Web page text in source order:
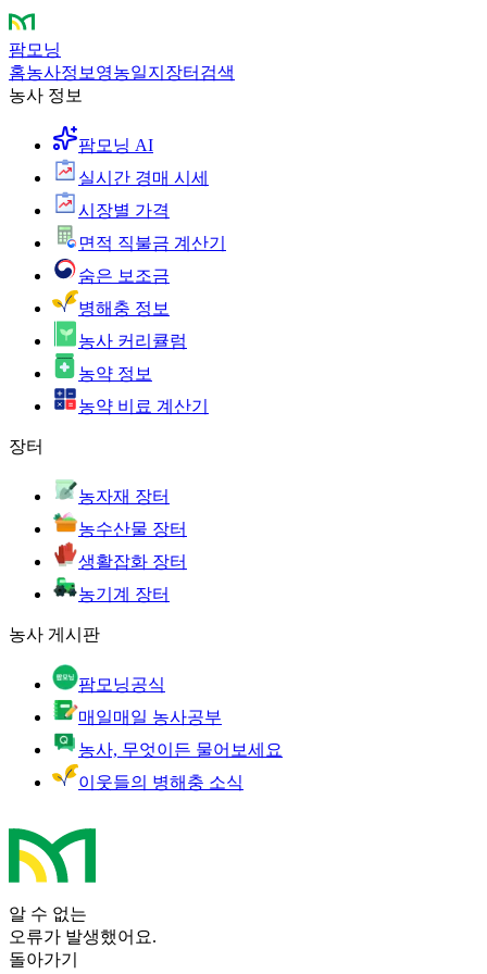
팜모닝
홈농사정보 영농일지 장터 검색
농사 정보
팜모닝 AI
실시간 경매 시세
시장별 가격
면적 직불금 계산기
숨은 보조금
병해충 정보
농사 커리큘럼
농약 정보
농약 비료 계산기
장터
농자재 장터
농수산물 장터
생활잡화 장터
농기계 장터
농사 게시판
팜모닝공식
매일매일 농사공부
농사, 무엇이든 물어보세요
이웃들의 병해충 소식
알 수 없는
오류가 발생했어요.
돌아가기